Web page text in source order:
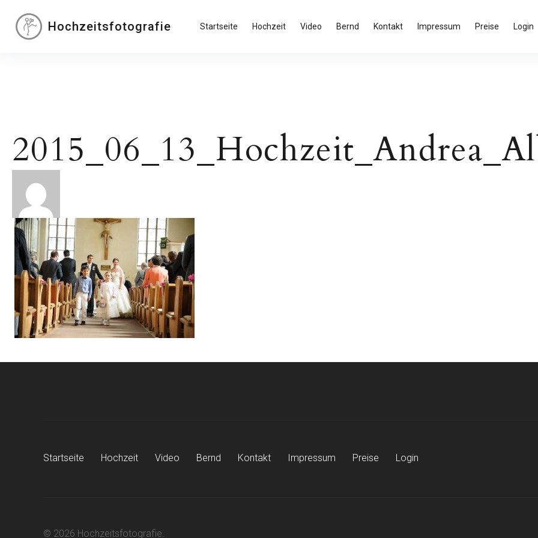
überspringenHochzeitsfotografie Startseite Hochzeit Video Bernd Kontakt Impressum Preise Login
Beitragsnavigation
Startseite Hochzeit Video Bernd Kontakt Impressum Preise Login
© 2026 Hochzeitsfotografie.